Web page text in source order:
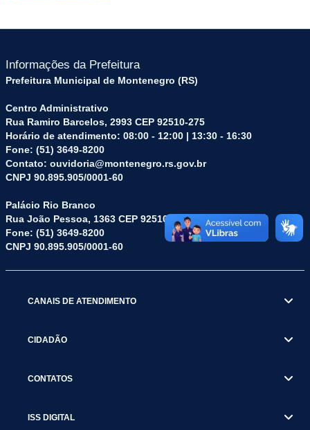
Informações da Prefeitura
Prefeitura Municipal de Montenegro (RS)
Centro Administrativo
Rua Ramiro Barcelos, 2993 CEP 92510-275
Horário de atendimento: 08:00 - 12:00 | 13:30 - 16:30
Fone: (51) 3649-8200
Contato: ouvidoria@montenegro.rs.gov.br
CNPJ 90.895.905/0001-60
Palácio Rio Branco
Rua João Pessoa, 1363 CEP 92510-045
Fone: (51) 3649-8200
CNPJ 90.895.905/0001-60
CANAIS DE ATENDIMENTO
CIDADÃO
CONTATOS
ISS DIGITAL